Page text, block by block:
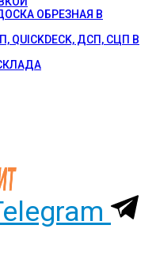
ОБРЕЗНАЯ В
ДСП, СЦП В